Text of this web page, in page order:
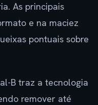
As principais
e na maciez
pontuais sobre
B traz a tecnologia
remover até